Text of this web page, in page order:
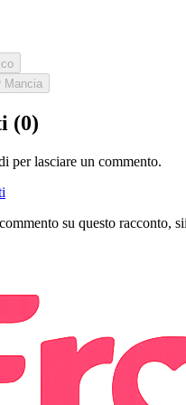
Mancia
(0)
per lasciare un commento.
su questo racconto,